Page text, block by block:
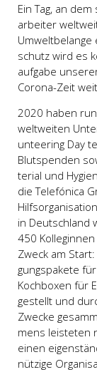
Ein Tag, an
ar­bei­ter
schutz wird es
auf­ga­be
Coro­na-Zeit
2020 haben
welt­wei­ten
un­tee­ring Day
Blut­spen­den
te­ri­al und
die Tele­fó­ni­ca
in Deutsch­land
450
Zweck am
gungs­pa­ke­te
Koch­bo­xen für
ge­stellt und
Zwe­cke
mens leis­te­ten
einen
nüt­zi­ge